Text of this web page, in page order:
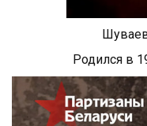
Родился в